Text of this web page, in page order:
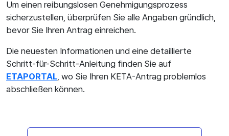
Um einen reibungslosen Genehmigungsprozess
sicherzustellen, überprüfen Sie alle Angaben gründlich,
bevor Sie Ihren Antrag einreichen.
Die neuesten Informationen und eine detaillierte
Schritt-für-Schritt-Anleitung finden Sie auf
ETAPORTAL , wo Sie Ihren KETA-Antrag problemlos
abschließen können.